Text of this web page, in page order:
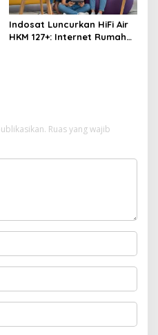
Indosat Luncurkan HiFi Air
HKM 127+: Internet Rumah
Ruas yang wajib